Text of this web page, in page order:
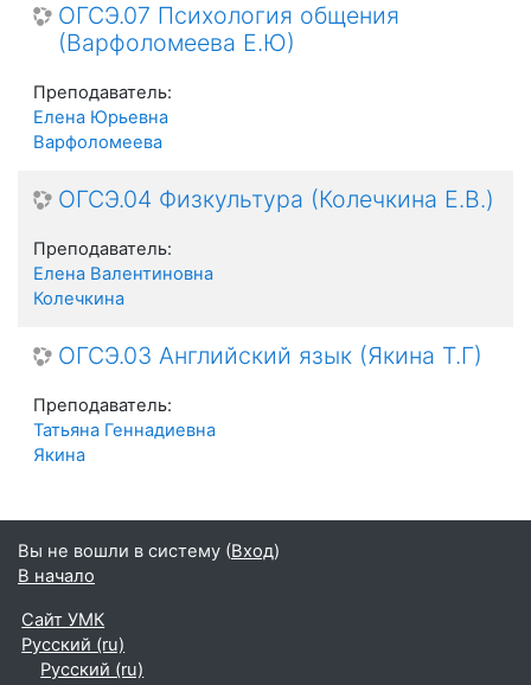
ОГСЭ.07 Психология общения
(Варфоломеева Е.Ю)
Преподаватель:
Елена Юрьевна
Варфоломеева
ОГСЭ.04 Физкультура (Колечкина Е.В.)
Преподаватель:
Елена Валентиновна
Колечкина
ОГСЭ.03 Английский язык (Якина Т.Г)
Преподаватель:
Татьяна Геннадиевна
Якина
Вы не вошли в систему (Вход)
В начало
Сайт УМК
Русский ‎(ru)‎
Русский ‎(ru)‎